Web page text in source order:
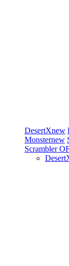
DesertXnew
Monsternew
Scrambler